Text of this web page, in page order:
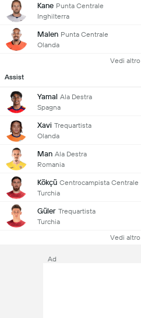
Kane Punta Centrale
Inghilterra
Malen Punta Centrale
Olanda
Vedi altro
Assist
Yamal Ala Destra
Spagna
Xavi Trequartista
Olanda
Man Ala Destra
Romania
Kökçü Centrocampista Centrale
Turchia
Güler Trequartista
Turchia
Vedi altro
Ad